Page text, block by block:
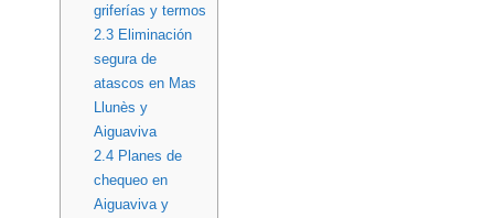
griferías y termos
2.3Eliminación
segura de
atascos en Mas
Llunès y
Aiguaviva
2.4Planes de
chequeo en
Aiguaviva y